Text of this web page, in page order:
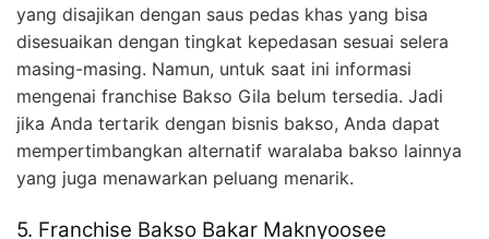
yang disajikan dengan saus pedas khas yang bisa
disesuaikan dengan tingkat kepedasan sesuai selera
masing-masing. Namun, untuk saat ini informasi
mengenai franchise Bakso Gila belum tersedia. Jadi
jika Anda tertarik dengan bisnis bakso, Anda dapat
mempertimbangkan alternatif waralaba bakso lainnya
yang juga menawarkan peluang menarik.
5. Franchise Bakso Bakar Maknyoosee